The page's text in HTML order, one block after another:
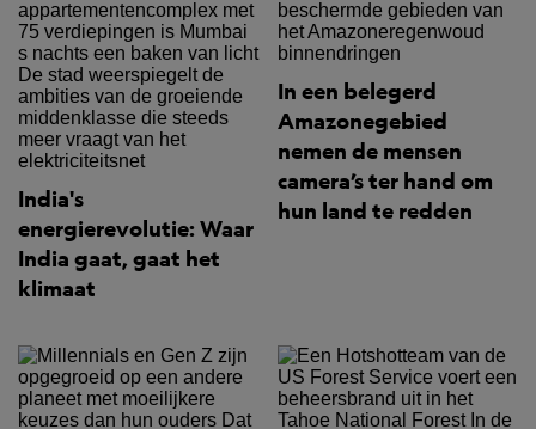
India's
energierevolutie: Waar
India gaat, gaat het
klimaat
In een belegerd
Amazonegebied
nemen de mensen
camera’s ter hand om
hun land te redden